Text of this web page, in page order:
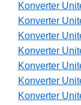
Konverter
Konverter
Konverter
Konverter
Konverter
Konverter
Konverter